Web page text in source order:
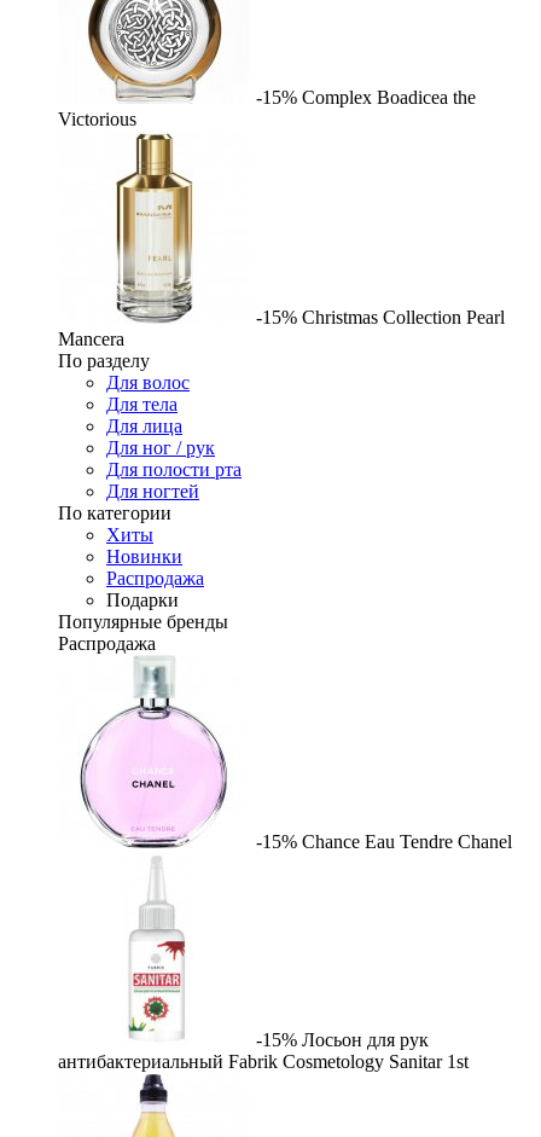
-15% Complex Boadicea the
Victorious
-15% Christmas Collection Pearl
Mancera
По разделу
Для волос
Для тела
Для лица
Для ног / рук
Для полости рта
Для ногтей
По категории
Хиты
Новинки
Распродажа
Подарки
Популярные бренды
Распродажа
-15% Chance Eau Tendre Chanel
-15% Лосьон для рук
антибактериальный Fabrik Cosmetology Sanitar 1st